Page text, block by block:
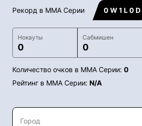
Рекорд в ММА Серии 0 W 1 L 0 D
Нокауты
0
Сабмишен
0
Количество очков в ММА Серии: 0
Рейтинг в ММА Серии: N/A
Город